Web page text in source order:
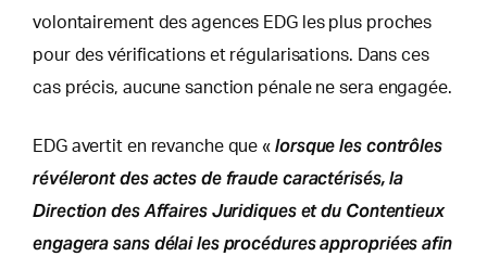
volontairement des agences EDG les plus proches
pour des vérifications et régularisations. Dans ces
cas précis, aucune sanction pénale ne sera engagée.
EDG avertit en revanche que « lorsque les contrôles
révéleront des actes de fraude caractérisés, la
Direction des Affaires Juridiques et du Contentieux
engagera sans délai les procédures appropriées afin